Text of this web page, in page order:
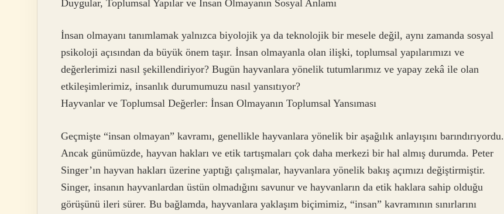
Duygular, Toplumsal Yapılar ve İnsan Olmayanın Sosyal Anlamı
İnsan olmayanı tanımlamak yalnızca biyolojik ya da teknolojik bir mesele değil, aynı zamanda sosyal
psikoloji açısından da büyük önem taşır. İnsan olmayanla olan ilişki, toplumsal yapılarımızı ve
değerlerimizi nasıl şekillendiriyor? Bugün hayvanlara yönelik tutumlarımız ve yapay zekâ ile olan
etkileşimlerimiz, insanlık durumumuzu nasıl yansıtıyor?
Hayvanlar ve Toplumsal Değerler: İnsan Olmayanın Toplumsal Yansıması
Geçmişte “insan olmayan” kavramı, genellikle hayvanlara yönelik bir aşağılık anlayışını barındırıyordu.
Ancak günümüzde, hayvan hakları ve etik tartışmaları çok daha merkezi bir hal almış durumda. Peter
Singer’ın hayvan hakları üzerine yaptığı çalışmalar, hayvanlara yönelik bakış açımızı değiştirmiştir.
Singer, insanın hayvanlardan üstün olmadığını savunur ve hayvanların da etik haklara sahip olduğu
görüşünü ileri sürer. Bu bağlamda, hayvanlara yaklaşım biçimimiz, “insan” kavramının sınırlarını